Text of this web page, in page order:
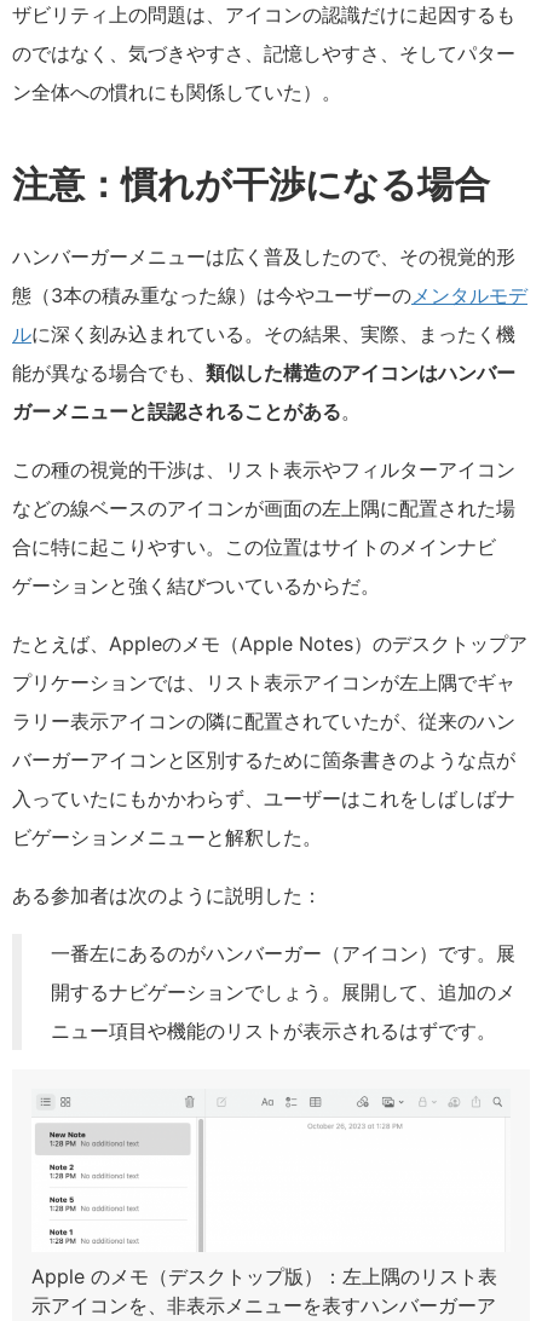
ザビリティ上の問題は、アイコンの認識だけに起因するも
のではなく、気づきやすさ、記憶しやすさ、そしてパター
ン全体への慣れにも関係していた）。
注意：慣れが干渉になる場合
ハンバーガーメニューは広く普及したので、その視覚的形
態（3本の積み重なった線）は今やユーザーのメンタルモデ
ルに深く刻み込まれている。その結果、実際、まったく機
能が異なる場合でも、 類似した構造のアイコンはハンバー
ガーメニューと誤認されることがある。
この種の視覚的干渉は、リスト表示やフィルターアイコン
などの線ベースのアイコンが画面の左上隅に配置された場
合に特に起こりやすい。この位置はサイトのメインナビ
ゲーションと強く結びついているからだ。
たとえば、Appleのメモ（Apple Notes）のデスクトップア
プリケーションでは、リスト表示アイコンが左上隅でギャ
ラリー表示アイコンの隣に配置されていたが、従来のハン
バーガーアイコンと区別するために箇条書きのような点が
入っていたにもかかわらず、ユーザーはこれをしばしばナ
ビゲーションメニューと解釈した。
ある参加者は次のように説明した：
一番左にあるのがハンバーガー（アイコン）です。展
開するナビゲーションでしょう。展開して、追加のメ
ニュー項目や機能のリストが表示されるはずです。
Apple のメモ（デスクトップ版）：左上隅のリスト表
示アイコンを、非表示メニューを表すハンバーガーア